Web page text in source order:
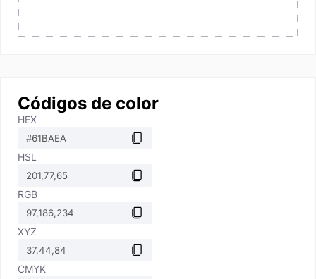
Códigos de color
HEX
HSL
RGB
XYZ
CMYK